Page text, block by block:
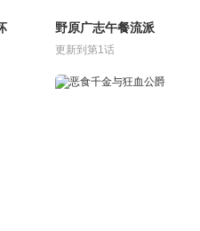
野原广志午餐流派
更新到第1话